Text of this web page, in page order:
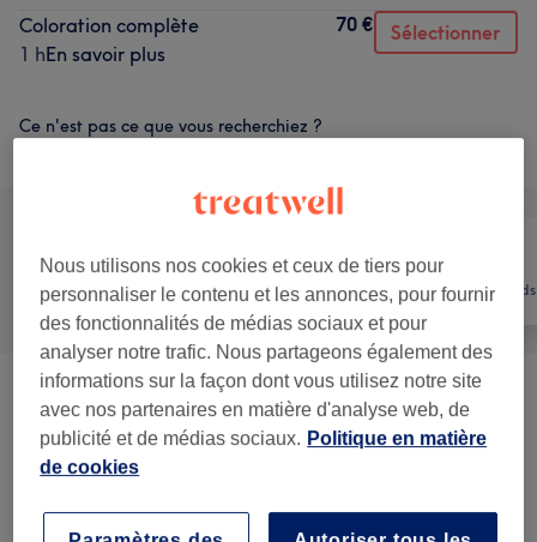
Coloration complète
1 hEn savoir plus
70 € Sélectionner
Ce n'est pas ce que vous recherchiez ?
Tout Coiffure Mains & Pieds
Coiffure - Cheveux Européens (15 ) à partir de 25 €
Coiffure - Cheveux Afro
Coupe Et Barbe - Homme 3) à partir de 25 €
Nous utilisons nos cookies et ceux de tiers pour
personnaliser le contenu et les annonces, pour fournir
des fonctionnalités de médias sociaux et pour
analyser notre trafic. Nous partageons également des
informations sur la façon dont vous utilisez notre site
avec nos partenaires en matière d'analyse web, de
publicité et de médias sociaux. Politique en matière
de cookies